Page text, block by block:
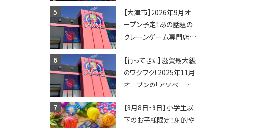
【大津市】2026年9月オ
ープン予定！あの話題の
クレーンゲーム専門店
ってくる！豊郷店に続く滋
賀2店舗目★
【行ってきた】滋賀最大級
のワクワク！2025年11月
オープンの「アソベース
レーンゲームで青果や日
用品までゲットできる新
【8月8日・9日】小学生以
下のお子様限定！射的や